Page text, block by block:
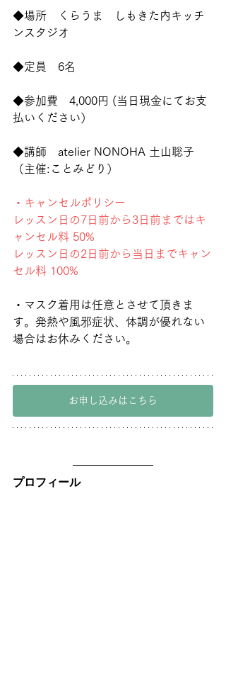
◆場所　くらうま　しもきた内キッチ
ンスタジオ
◆定員　6名
◆参加費　4,000円 (当日現金にてお支
払いください）
◆講師　atelier NONOHA 土山聡子
（主催:ことみどり）
・キャンセルポリシー
レッスン日の7日前から3日前まではキ
ャンセル料 50%
レッスン日の2日前から当日までキャン
セル料 100%
・マスク着用は任意とさせて頂きま
す。発熱や風邪症状、体調が優れない
場合はお休みください。
お申し込みはこちら
プロフィール